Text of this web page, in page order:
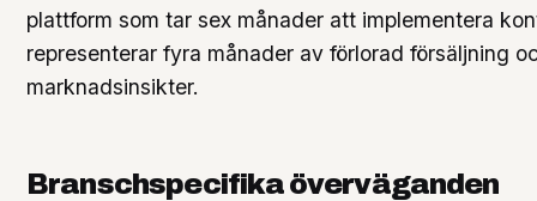
plattform som tar sex månader att implementera
representerar fyra månader av förlorad försäljning
marknadsinsikter.
Branschspecifika överväganden